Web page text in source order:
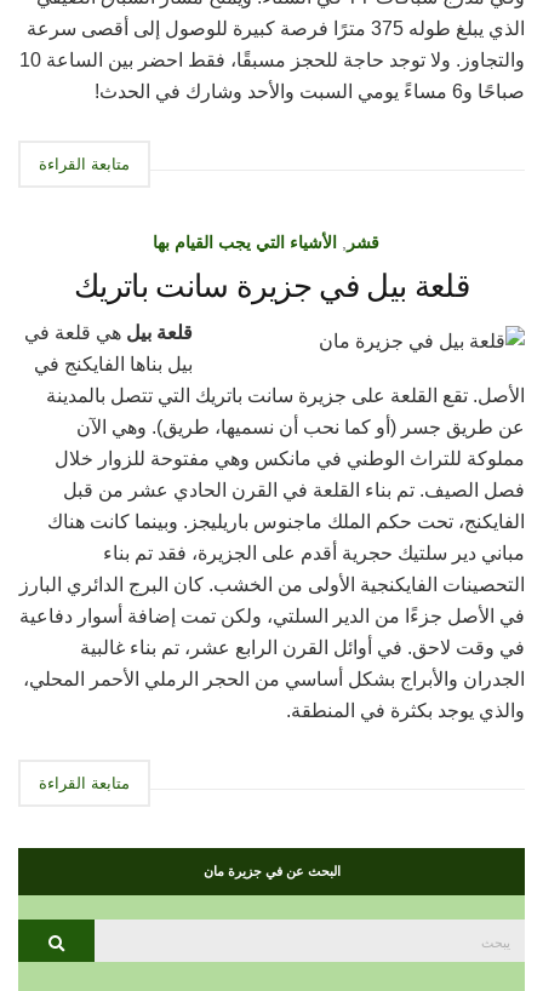
الذي يبلغ طوله 375 مترًا فرصة كبيرة للوصول إلى أقصى سرعة
والتجاوز. ولا توجد حاجة للحجز مسبقًا، فقط احضر بين الساعة 10
صباحًا و6 مساءً يومي السبت والأحد وشارك في الحدث!
متابعة القراءة
قشر , الأشياء التي يجب القيام بها
قلعة بيل في جزيرة سانت باتريك
قلعة بيل هي قلعة في
بيل بناها الفايكنج في
الأصل. تقع القلعة على جزيرة سانت باتريك التي تتصل بالمدينة
عن طريق جسر (أو كما نحب أن نسميها، طريق). وهي الآن
مملوكة للتراث الوطني في مانكس وهي مفتوحة للزوار خلال
فصل الصيف. تم بناء القلعة في القرن الحادي عشر من قبل
الفايكنج، تحت حكم الملك ماجنوس باريليجز. وبينما كانت هناك
مباني دير سلتيك حجرية أقدم على الجزيرة، فقد تم بناء
التحصينات الفايكنجية الأولى من الخشب. كان البرج الدائري البارز
في الأصل جزءًا من الدير السلتي، ولكن تمت إضافة أسوار دفاعية
في وقت لاحق. في أوائل القرن الرابع عشر، تم بناء غالبية
الجدران والأبراج بشكل أساسي من الحجر الرملي الأحمر المحلي،
والذي يوجد بكثرة في المنطقة.
متابعة القراءة
البحث عن في جزيرة مان
يبحث